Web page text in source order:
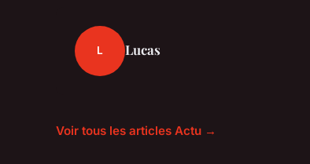
L Lucas
Voir tous les articles Actu →